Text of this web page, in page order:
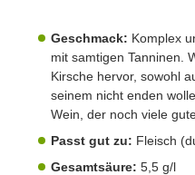
Geschmack: Komplex
mit samtigen Tanninen.
Kirsche hervor, sowohl
seinem nicht enden
Wein, der noch viele
Passt gut zu:
Gesamtsäure: 5,5 g/l